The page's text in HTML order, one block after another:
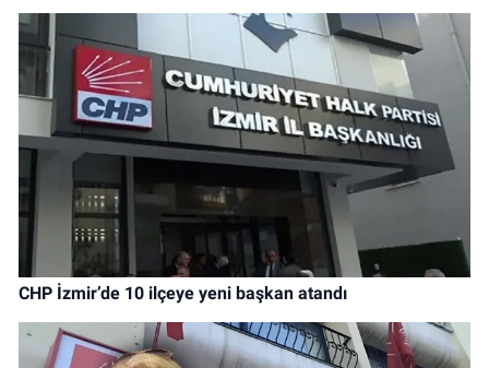
CHP İzmir’de 10 ilçeye yeni başkan atandı